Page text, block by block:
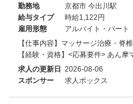
勤務地
京都市 今出川駅
給与タイプ
時給1,122円
雇用形態
アルバイト・パート
【仕事内容】マッサージ治療・脊
【経験・資格】<応募要件> あん摩
求人の更新日 2026-08-06
スポンサー
求人ボックス